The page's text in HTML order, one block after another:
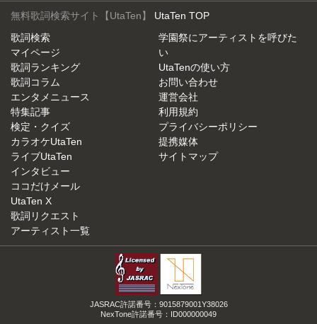
無料歌詞検索サイト【UtaTen】 UtaTen TOP
歌詞検索
マイページ
歌詞ランキング
歌詞コラム
エンタメニュース
特集記事
検定・クイズ
カラオケUtaTen
ライブUtaTen
インタビュー
ココだけメール
UtaTen X
歌詞リクエスト
アーティスト一覧
学園祭にアーティストを呼びた
い
UtaTenの使い方
お問い合わせ
運営会社
利用規約
プライバシーポリシー
提携媒体
サイトマップ
JASRAC許諾番号：9015879001Y38026
NexTone許諾番号：ID000000049